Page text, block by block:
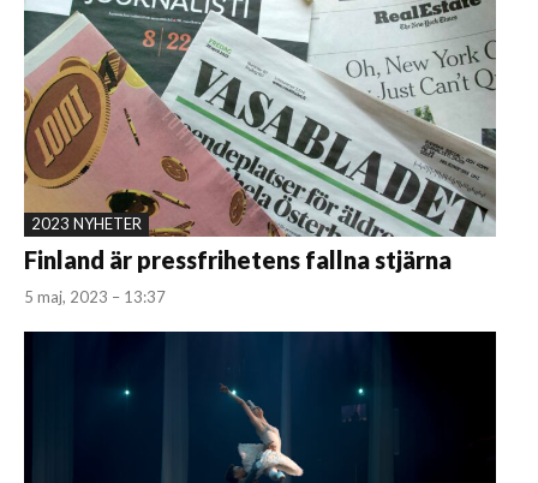
2023 NYHETER
Finland är pressfrihetens fallna stjärna
5 maj, 2023 – 13:37